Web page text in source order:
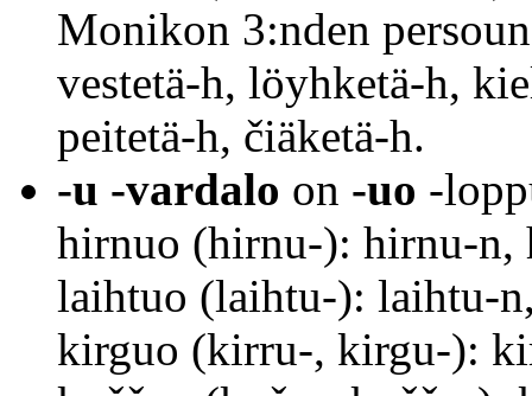
Monikon 3:nden
vestetä-h, löyhketä-h,
peitetä-h, čiäketä-h.
-u -vardalo on -uo -
hirnuo (hirnu-): hirnu-n,
laihtuo (laihtu-): laihtu-
kirguo (kirru-, kirgu-):